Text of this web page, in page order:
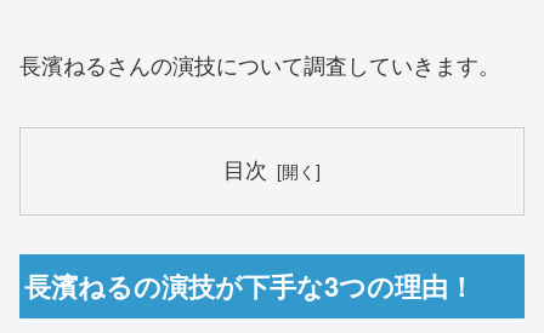
長濱ねるさんの演技について調査していきます。
目次
長濱ねるの演技が下手な3つの理由！